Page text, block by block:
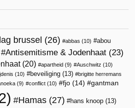
brussel (26) abbas (10)
abou
Antisemitisme & Jodenhaat (23)
(20) apartheid (9) Auschwitz (10)
(10) beveiliging (13)
brigitte herremans
(9) conflict (10) fjo (14) gantman
Hamas (27) hans knoop (13)